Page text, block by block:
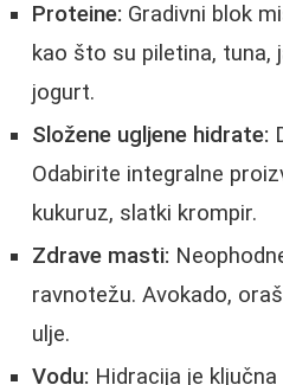
Proteine: Gradivni blok
kao što su piletina, tuna,
jogurt.
Složene ugljene hidrate:
Odabirite integralne
kukuruz, slatki krompir.
Zdrave masti:
ravnotežu. Avokado,
ulje.
Vodu: Hidracija je